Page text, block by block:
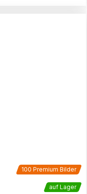
100 Premium Bilder
auf Lager